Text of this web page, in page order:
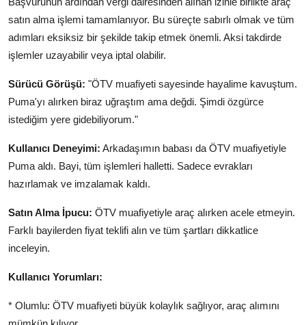
satın alma işlemi tamamlanıyor. Bu süreçte sabırlı olmak ve tüm
adımları eksiksiz bir şekilde takip etmek önemli. Aksi takdirde
işlemler uzayabilir veya iptal olabilir.
Sürücü Görüşü: "ÖTV muafiyeti sayesinde hayalime kavuştum.
Puma'yı alırken biraz uğraştım ama değdi. Şimdi özgürce
istediğim yere gidebiliyorum."
Kullanıcı Deneyimi: Arkadaşımın babası da ÖTV muafiyetiyle
Puma aldı. Bayi, tüm işlemleri halletti. Sadece evrakları
hazırlamak ve imzalamak kaldı.
Satın Alma İpucu: ÖTV muafiyetiyle araç alırken acele etmeyin.
Farklı bayilerden fiyat teklifi alın ve tüm şartları dikkatlice
inceleyin.
Kullanıcı Yorumları:
* Olumlu: ÖTV muafiyeti büyük kolaylık sağlıyor, araç alımını